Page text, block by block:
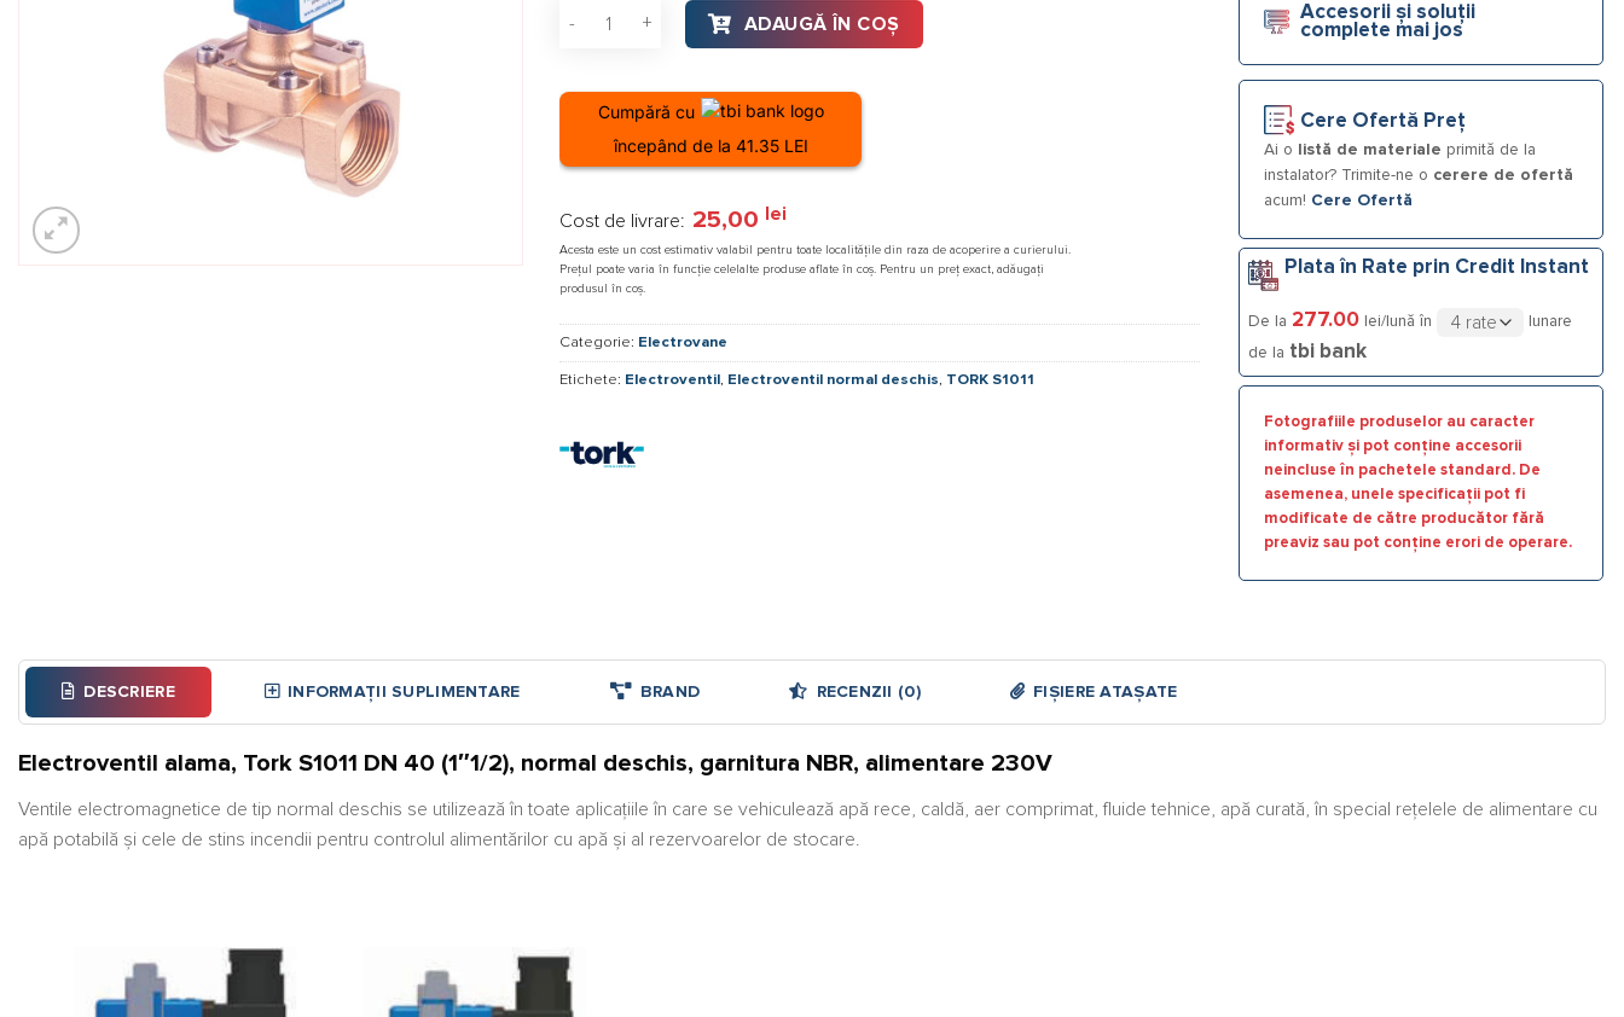
Cantitate Electroventil alama, Tork S1011 DN 40 (1"1/2), normal deschis, garnitura NBR, alimentare 230V
ADAUGĂ ÎN COȘ
Cumpără cu
începând de la 41.35 LEI
Cost de livrare: 25,00 lei
Acesta este un cost estimativ valabil pentru toate localitățile din raza de acoperire a curierului.
Prețul poate varia în funcție celelalte produse aflate în coș. Pentru un preț exact, adăugați
produsul în coș.
Categorie: Electrovane
Etichete: Electroventil, Electroventil normal deschis, TORK S1011
Accesorii și soluții
complete mai jos
Cere Ofertă Preț
Ai o listă de materiale primită de la
instalator? Trimite-ne o cerere de ofertă
acum! Cere Ofertă
Plata în Rate prin Credit Instant
De la 277.00 lei/lună în
lunare
de la tbi bank
Fotografiile produselor au caracter
informativ și pot conține accesorii
neincluse în pachetele standard. De
asemenea, unele specificații pot fi
modificate de către producător fără
preaviz sau pot conține erori de operare.
DESCRIERE INFORMAȚII SUPLIMENTARE BRAND RECENZII (0) FIȘIERE ATAȘATE
Electroventil alama, Tork S1011 DN 40 (1″1/2), normal deschis, garnitura NBR, alimentare 230V
Ventile electromagnetice de tip normal deschis se utilizează în toate aplicaţiile în care se vehiculează apă rece, caldă, aer comprimat, fluide tehnice, apă curată, în special rețelele de alimentare cu
apă potabilă și cele de stins incendii pentru controlul alimentărilor cu apă și al rezervoarelor de stocare.